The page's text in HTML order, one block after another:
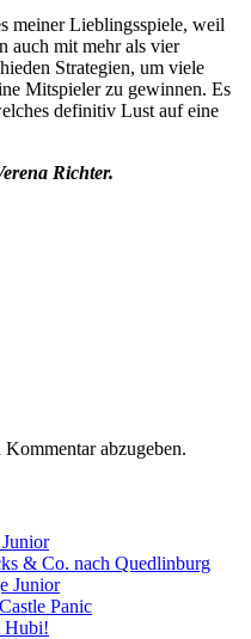
meiner Lieblingsspiele, weil
auch mit mehr als vier
Strategien, um viele
Mitspieler zu gewinnen. Es
definitiv Lust auf eine
Richter.
Kommentar abzugeben.
& Co. nach Quedlinburg
Junior
Panic
Hubi!